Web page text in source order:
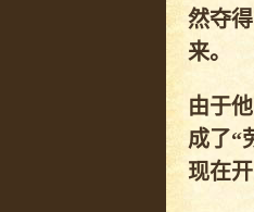
然夺
来。
由于
成了“
现在